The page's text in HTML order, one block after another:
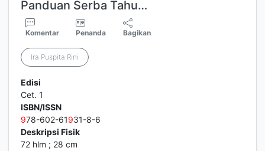
Panduan Serba Tahu…
Komentar Penanda Bagikan
Ira Puspita Rini
Edisi
Cet. 1
ISBN/ISSN
978-602-61931-8-6
Deskripsi Fisik
72 hlm ; 28 cm